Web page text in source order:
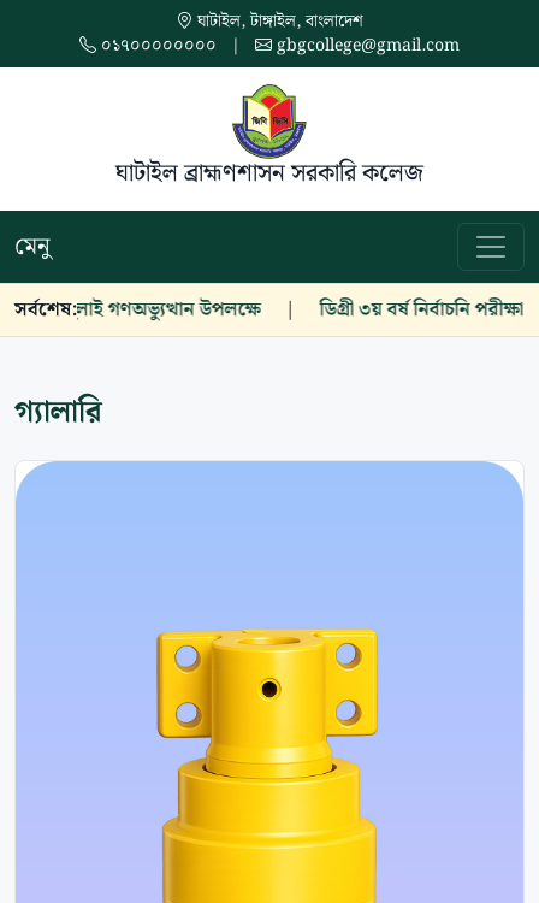
ঘাটাইল, টাঙ্গাইল, বাংলাদেশ
০১৭০০০০০০০০
| gbgcollege@gmail.com
ঘাটাইল ব্রাহ্মণশাসন সরকারি কলেজ
মেনু
সর্বশেষ:
জুলাই গণঅভ্যুত্থান উপলক্ষে ডিগ্রী ৩য় বর্ষ নির্বাচনি পরীক্ষা
গ্যালারি